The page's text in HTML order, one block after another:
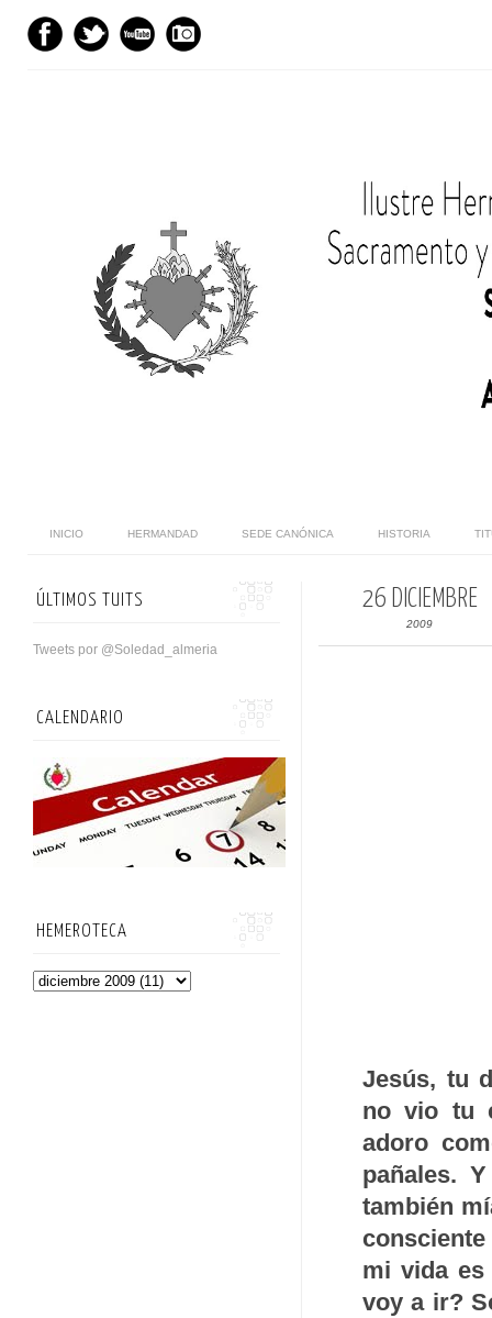
INICIO HERMANDAD SEDE CANÓNICA HISTORIA
26 DICIEMBRE
2009
Jesús, tu
no vio tu
adoro
pañales.
también
mi vida
voy a ir?
ÚLTIMOS TUITS
Tweets por @Soledad_almeria
CALENDARIO
HEMEROTECA